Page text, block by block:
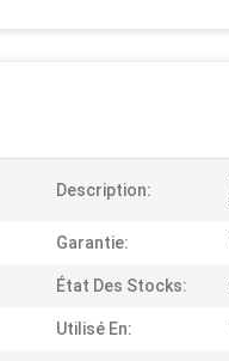
Description:
Garantie:
État Des Stocks:
Utilisé En: